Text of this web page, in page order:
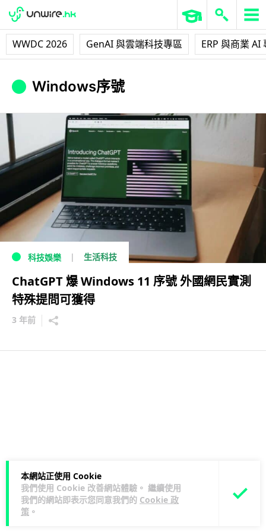
WWDC 2026 GenAI 與雲端科技專區 ERP 與商業 AI
本網站正使用 Cookie
我們使用 Cookie 改善網站體驗。 繼續使用
我們的網站即表示您同意我們的 Cookie 政
策 。
Windows序號
科技娛樂 生活科技
ChatGPT 爆 Windows 11 序號 外國網民實測
特殊提問可獲得
3 年前